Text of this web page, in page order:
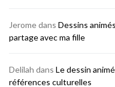
Jeromedans Dessins
partage avec ma fille
Delilah dans Le dessin
références culturelles